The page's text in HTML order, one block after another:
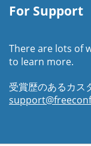
For Support
There are lots of
to learn more.
受賞歴のあるカス